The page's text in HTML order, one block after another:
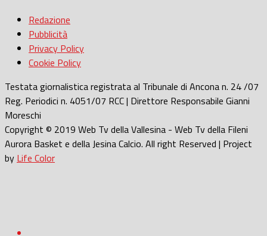
Redazione
Pubblicità
Privacy Policy
Cookie Policy
Testata giornalistica registrata al Tribunale di Ancona n. 24 /07
Reg. Periodici n. 4051/07 RCC | Direttore Responsabile Gianni
Moreschi
Copyright © 2019 Web Tv della Vallesina - Web Tv della Fileni
Aurora Basket e della Jesina Calcio. All right Reserved | Project
by Life Color